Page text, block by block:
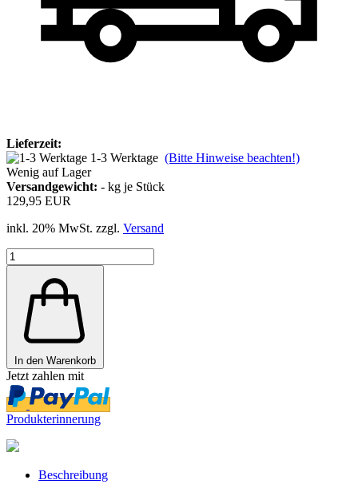
Lieferzeit:
1-3 Werktage (Bitte Hinweise beachten!)
Wenig auf Lager
Versandgewicht: - kg je Stück
129,95 EUR
inkl. 20% MwSt. zzgl. Versand
In den Warenkorb
Jetzt zahlen mit
Produkterinnerung
Beschreibung